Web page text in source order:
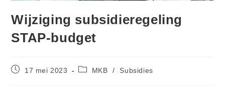
Wijziging subsidieregeling
STAP-budget
17 mei 2023 MKB / Subsidies